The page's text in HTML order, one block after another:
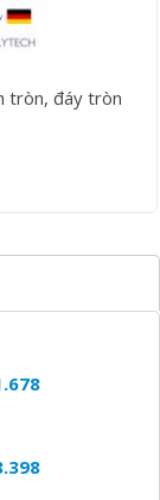
tròn, đáy tròn